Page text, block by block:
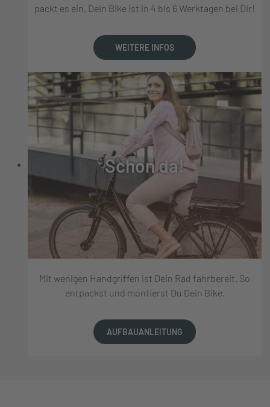
packt es ein, Dein Bike ist in 4 bis 6 Werktagen bei Dir!
WEITERE INFOS
Schon da!
Mit wenigen Handgriffen ist Dein Rad fahrbereit. So
entpackst und montierst Du Dein Bike.
AUFBAUANLEITUNG